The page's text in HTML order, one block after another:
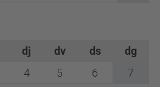
dj dv ds
dg
4 5 6 7